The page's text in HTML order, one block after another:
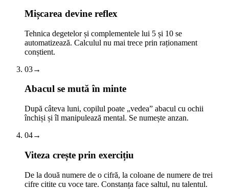
Mișcarea devine reflex
Tehnica degetelor și complementele lui 5 și 10 se
automatizează. Calculul nu mai trece prin raționament
conștient.
03→
Abacul se mută în minte
După câteva luni, copilul poate „vedea” abacul cu ochii
închiși și îl manipulează mental. Se numește anzan.
04→
Viteza crește prin exercițiu
De la două numere de o cifră, la coloane de numere de trei
cifre citite cu voce tare. Constanța face saltul, nu talentul.